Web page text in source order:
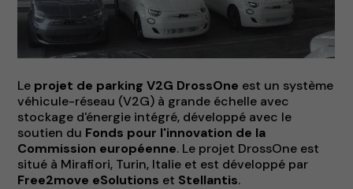
Le projet de parking V2G DrossOne est un système
véhicule-réseau (V2G) à grande échelle avec
stockage d'énergie intégré, développé avec le
soutien du Fonds pour l'innovation de la
Commission européenne. Le projet DrossOne est
situé à Mirafiori, Turin, Italie et est développé par
Free2move eSolutions et Stellantis.